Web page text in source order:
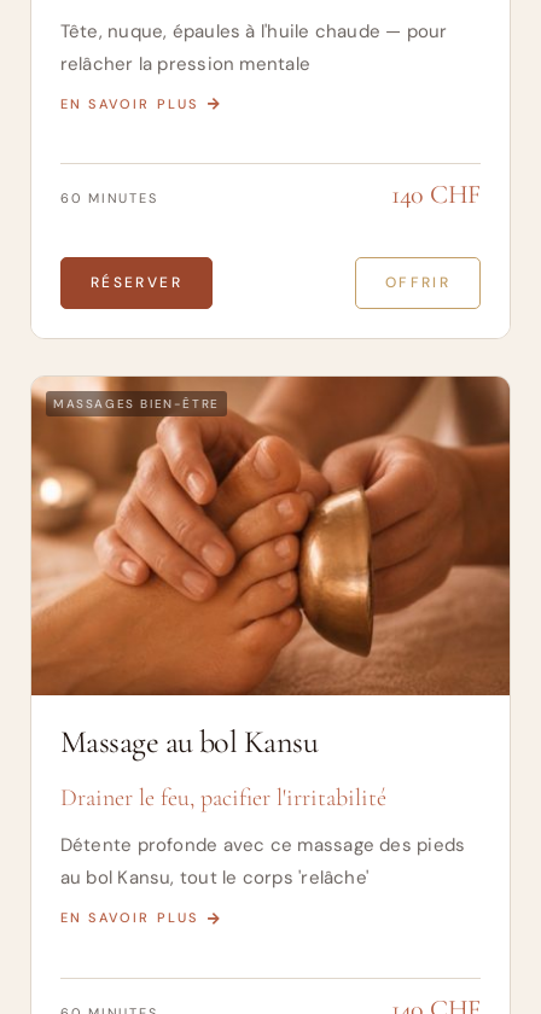
Tête, nuque, épaules à l'huile chaude — pour
relâcher la pression mentale
EN SAVOIR PLUS
60 MINUTES 140 CHF
RÉSERVER OFFRIR
MASSAGES BIEN-ÊTRE
Massage au bol Kansu
Drainer le feu, pacifier l'irritabilité
Détente profonde avec ce massage des pieds
au bol Kansu, tout le corps 'relâche'
EN SAVOIR PLUS